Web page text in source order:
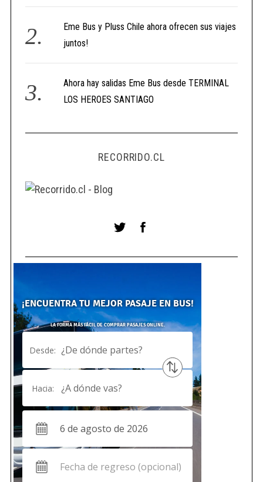
Eme Bus y Pluss Chile ahora ofrecen sus viajes
juntos!
Ahora hay salidas Eme Bus desde TERMINAL
LOS HEROES SANTIAGO
RECORRIDO.CL